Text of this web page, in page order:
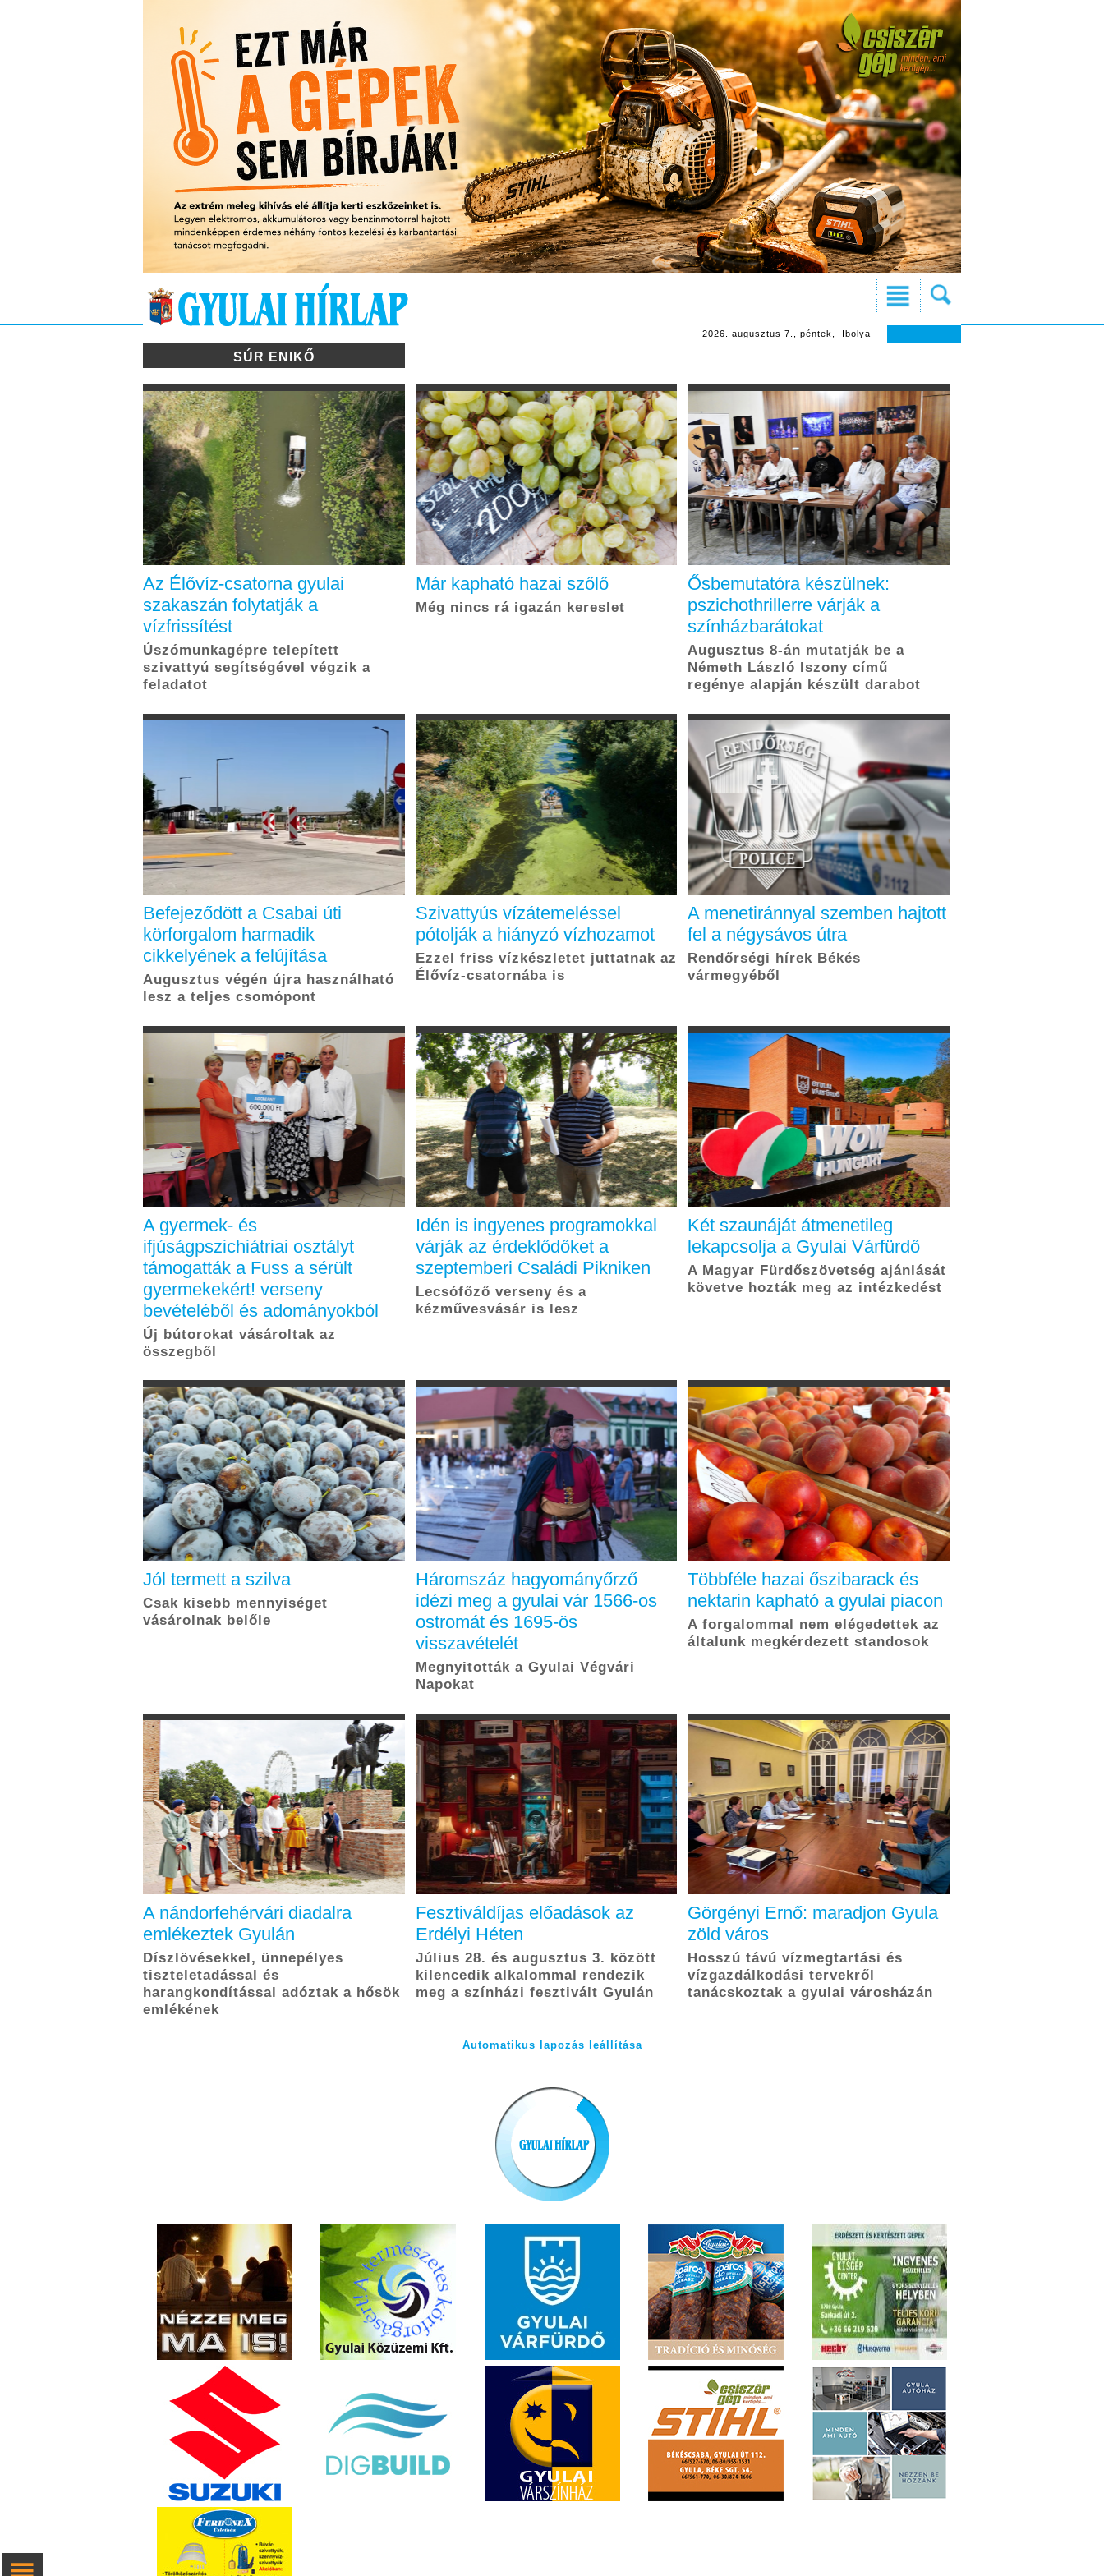
2026. augusztus 7., péntek, Ibolya
SÚR ENIKŐ
Az Élővíz-csatorna gyulai
szakaszán folytatják a
vízfrissítést
Úszómunkagépre telepített
szivattyú segítségével végzik a
feladatot
Már kapható hazai szőlő
Még nincs rá igazán kereslet
Ősbemutatóra készülnek:
pszichothrillerre várják a
színházbarátokat
Augusztus 8-án mutatják be a
Németh László Iszony című
regénye alapján készült darabot
Befejeződött a Csabai úti
körforgalom harmadik
cikkelyének a felújítása
Augusztus végén újra használható
lesz a teljes csomópont
Szivattyús vízátemeléssel
pótolják a hiányzó vízhozamot
Ezzel friss vízkészletet juttatnak az
Élővíz-csatornába is
A menetiránnyal szemben hajtott
fel a négysávos útra
Rendőrségi hírek Békés
vármegyéből
A gyermek- és
ifjúságpszichiátriai osztályt
támogatták a Fuss a sérült
gyermekekért! verseny
bevételéből és adományokból
Új bútorokat vásároltak az
összegből
Idén is ingyenes programokkal
várják az érdeklődőket a
szeptemberi Családi Pikniken
Lecsófőző verseny és a
kézművesvásár is lesz
Két szaunáját átmenetileg
lekapcsolja a Gyulai Várfürdő
A Magyar Fürdőszövetség ajánlását
követve hozták meg az intézkedést
Jól termett a szilva
Csak kisebb mennyiséget
vásárolnak belőle
Háromszáz hagyományőrző
idézi meg a gyulai vár 1566-os
ostromát és 1695-ös
visszavételét
Megnyitották a Gyulai Végvári
Napokat
Többféle hazai őszibarack és
nektarin kapható a gyulai piacon
A forgalommal nem elégedettek az
általunk megkérdezett standosok
A nándorfehérvári diadalra
emlékeztek Gyulán
Díszlövésekkel, ünnepélyes
tiszteletadással és
harangkondítással adóztak a hősök
emlékének
Fesztiváldíjas előadások az
Erdélyi Héten
Július 28. és augusztus 3. között
kilencedik alkalommal rendezik
meg a színházi fesztivált Gyulán
Görgényi Ernő: maradjon Gyula
zöld város
Hosszú távú vízmegtartási és
vízgazdálkodási tervekről
tanácskoztak a gyulai városházán
Automatikus lapozás leállítása